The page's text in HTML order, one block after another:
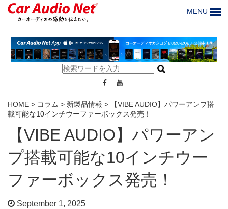
MENU
HOME > コラム > 新製品情報 >
【VIBE AUDIO】パワーアンプ搭
載可能な10インチウーファーボックス発売！
【VIBE AUDIO】パワーアン
プ搭載可能な10インチウー
ファーボックス発売！
September 1, 2025